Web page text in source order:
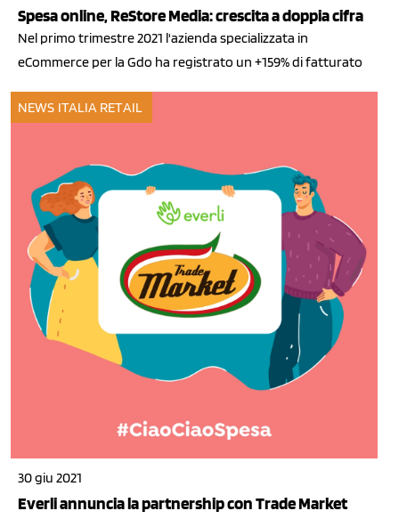
Spesa online, ReStore Media: crescita a doppia cifra
Nel primo trimestre 2021 l'azienda specializzata in
eCommerce per la Gdo ha registrato un +159% di fatturato
NEWS ITALIA RETAIL
30 giu 2021
Everli annuncia la partnership con Trade Market